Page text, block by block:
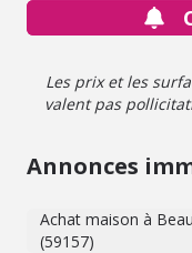
Les prix et les
valent pas
Annonces
Achat maison à
(59157)